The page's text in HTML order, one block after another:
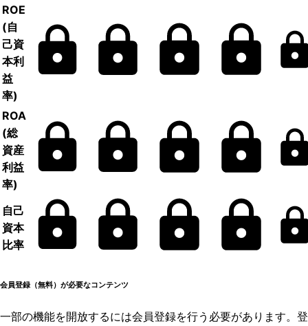
ROE
(自
己資
本利
益
率)
ROA
(総
資産
利益
率)
自己
資本
比率
会員登録（無料）が必要なコンテンツ
一部の機能を開放するには会員登録を行う必要があります。登